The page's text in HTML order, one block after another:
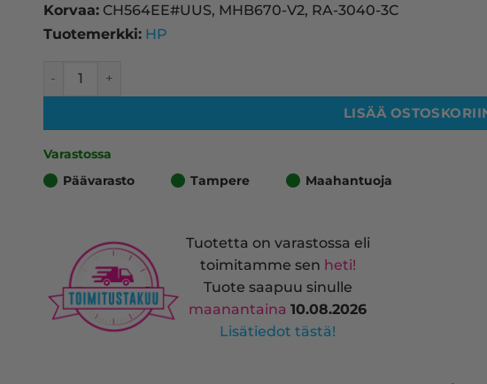
Korvaa: CH564EE#UUS, MHB670-V2, RA-3040-3C
Tuotemerkki: HP
LISÄÄ
Varastossa
Päävarasto
Tampere Maahantuoja
Tuotetta on varastossa eli
toimitamme sen heti!
Tuote saapuu sinulle
maanantaina10.08.2026
Lisätiedot tästä!